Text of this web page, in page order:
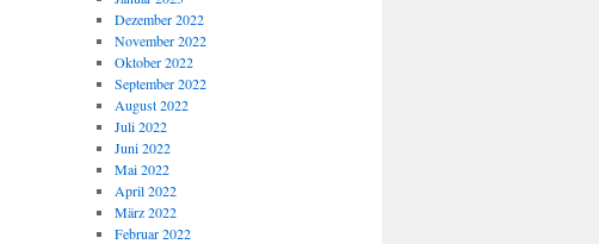
Dezember 2022
November 2022
Oktober 2022
September 2022
August 2022
Juli 2022
Juni 2022
Mai 2022
April 2022
März 2022
Februar 2022